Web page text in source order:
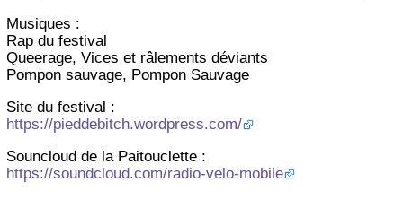
Musiques :
Rap du festival
Queerage, Vices et râlements déviants
Pompon sauvage, Pompon Sauvage
Site du festival :
https://pieddebitch.wordpress.com/
Souncloud de la Paitouclette :
https://soundcloud.com/radio-velo-mobile